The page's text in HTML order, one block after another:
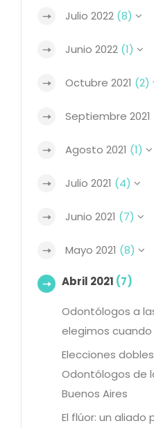
Julio 2022 (8)
Junio 2022 (1)
Octubre 2021 (2)
Septiembre 2021
Agosto 2021 (1)
Julio 2021 (4)
Junio 2021 (7)
Mayo 2021 (8)
Abril 2021 (7)
Odontólogos a
elegimos
Elecciones
Odontólogos de
Buenos Aires
El flúor: un aliado